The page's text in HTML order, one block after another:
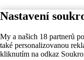
Nastavení
My a našich 18 partnerů
také personalizovanou
kliknutím na odkaz